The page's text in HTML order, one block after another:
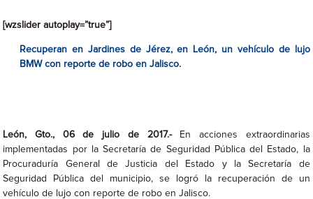
[wzslider autoplay=”true”]
Recuperan en Jardines de Jérez, en León, un vehículo de lujo
BMW con reporte de robo en Jalisco.
León, Gto., 06 de julio de 2017.-En acciones extraordinarias
implementadas por la Secretaría de Seguridad Pública del Estado, la
Procuraduría General de Justicia del Estado y la Secretaría de
Seguridad Pública del municipio, se logró la recuperación de un
vehículo de lujo con reporte de robo en Jalisco.